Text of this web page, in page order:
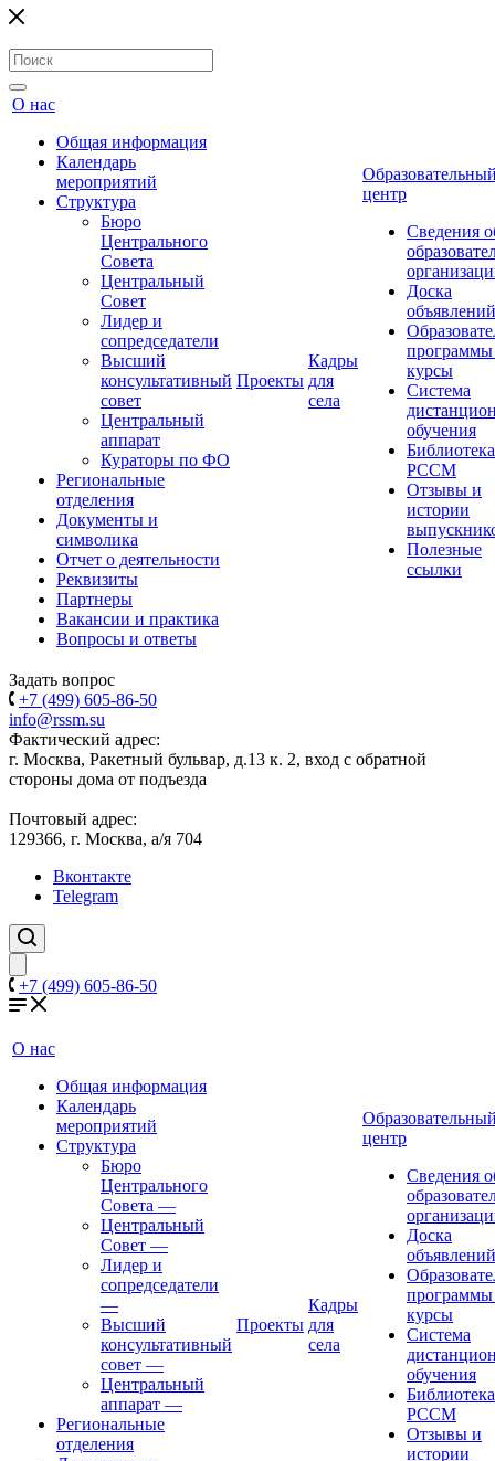
О нас
Общая информация
Календарь
мероприятий
Структура
Бюро
Центрального
Совета
Центральный
Совет
Лидер и
сопредседатели
Высший
консультативный
совет
Центральный
аппарат
Кураторы по ФО
Региональные
отделения
Документы и
символика
Отчет о деятельности
Реквизиты
Партнеры
Вакансии и практика
Вопросы и ответы
Проекты
Кадры
для
села
центр
Сведения
Доска
объявлений
курсы
Система
обучения
Библиотека
РССМ
Отзывы и
истории
Полезные
ссылки
Задать вопрос
+7 (499) 605-86-50
info@rssm.su
Фактический адрес:
г. Москва, Ракетный бульвар, д.13 к. 2, вход с обратной
стороны дома от подъезда
Почтовый адрес:
129366, г. Москва, а/я 704
Вконтакте
Telegram
+7 (499) 605-86-50
О нас
Общая информация
Календарь
мероприятий
Структура
Бюро
Центрального
Совета —
Центральный
Совет —
Лидер и
сопредседатели
—
Высший
консультативный
совет —
Центральный
аппарат —
Региональные
отделения
Проекты
Кадры
для
села
центр
Сведения
Доска
объявлений
курсы
Система
обучения
Библиотека
РССМ
Отзывы и
истории